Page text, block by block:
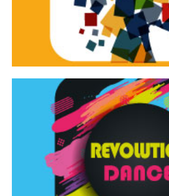
Tracce
Revolution
Rassegna di danza